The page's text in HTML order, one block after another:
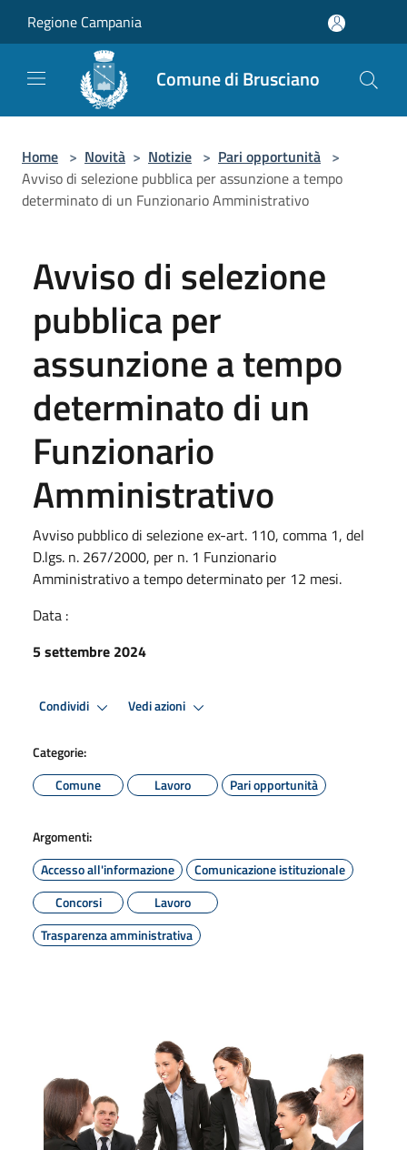
Regione Campania
Comune di Brusciano
Home > Novità > Notizie > Pari opportunità >
Avviso di selezione pubblica per assunzione a tempo
determinato di un Funzionario Amministrativo
Avviso di selezione
pubblica per
assunzione a tempo
determinato di un
Funzionario
Amministrativo
Avviso pubblico di selezione ex-art. 110, comma 1, del
D.lgs. n. 267/2000, per n. 1 Funzionario
Amministrativo a tempo determinato per 12 mesi.
Data :
5 settembre 2024
Condividi Vedi azioni
Categorie:
Comune
Lavoro Pari opportunità
Argomenti:
Accesso all'informazione
Comunicazione istituzionale
Concorsi
Lavoro
Trasparenza amministrativa